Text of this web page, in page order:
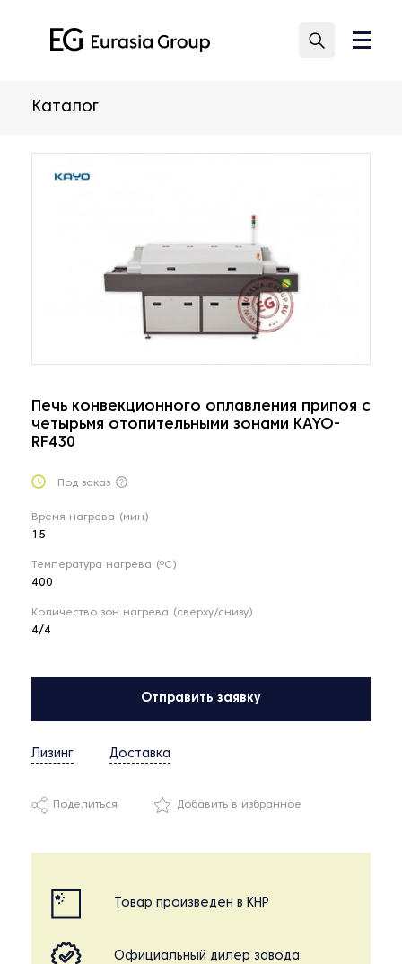
Каталог
Печь конвекционного оплавления припоя с
четырьмя отопительными зонами KAYO-
RF430
Под заказ
Время нагрева (мин)
15
Температура нагрева (ºC)
400
Количество зон нагрева (сверху/снизу)
4/4
Отправить заявку
Лизинг Доставка
Поделиться Добавить в избранное
Товар произведен в КНР
Официальный дилер завода